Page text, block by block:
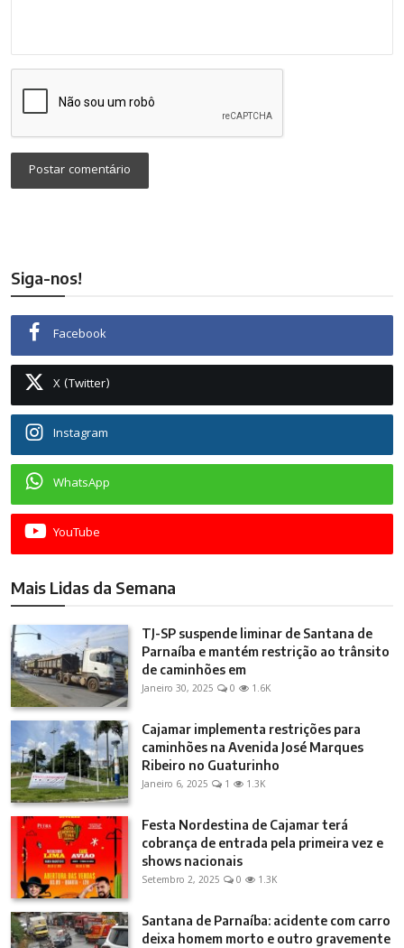
Postar comentário
Siga-nos!
Facebook
X (Twitter)
Instagram
WhatsApp
YouTube
Mais Lidas da Semana
TJ-SP suspende liminar de Santana de
Parnaíba e mantém restrição ao trânsito
de caminhões em
Janeiro 30, 2025 0 1.6K
Cajamar implementa restrições para
caminhões na Avenida José Marques
Ribeiro no Guaturinho
Janeiro 6, 2025 1 1.3K
Festa Nordestina de Cajamar terá
cobrança de entrada pela primeira vez e
shows nacionais
Setembro 2, 2025 0 1.3K
Santana de Parnaíba: acidente com carro
deixa homem morto e outro gravemente